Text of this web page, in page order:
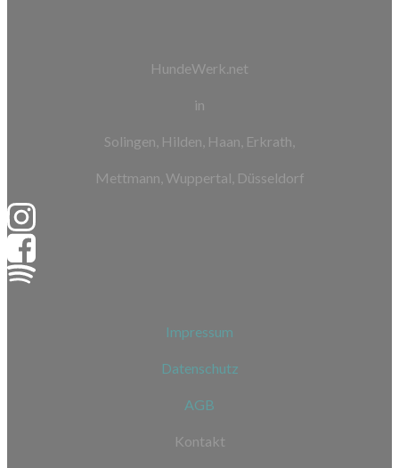
HundeWerk.net
in
Solingen, Hilden, Haan, Erkrath,
Mettmann, Wuppertal, Düsseldorf
Impressum
Datenschutz
AGB
Kontakt